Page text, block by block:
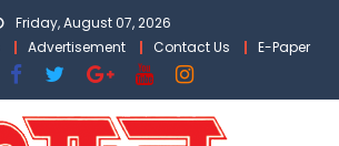
Friday, August 07, 2026
Advertisement Contact Us E-Paper